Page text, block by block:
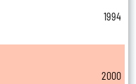
1994
2000